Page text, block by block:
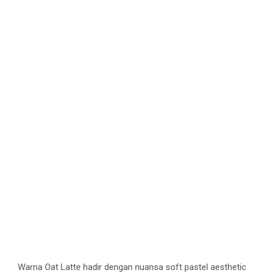
Warna Oat Latte hadir dengan nuansa soft pastel aesthetic